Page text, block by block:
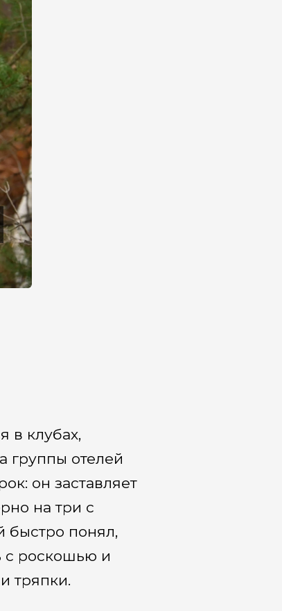
в клубах,
группы отелей
он заставляет
на три с
быстро понял,
с роскошью и
тряпки.